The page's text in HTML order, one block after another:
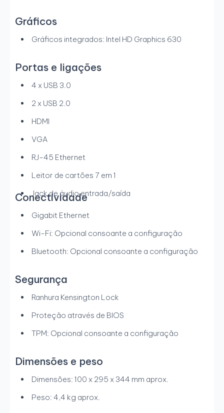
Gráficos
Gráficos integrados: Intel HD Graphics 630
Portas e ligações
4 x USB 3.0
2 x USB 2.0
HDMI
VGA
RJ-45 Ethernet
Leitor de cartões 7 em 1
Jack de áudio entrada/saída
Conectividade
Gigabit Ethernet
Wi-Fi: Opcional consoante a configuração
Bluetooth: Opcional consoante a configuração
Segurança
Ranhura Kensington Lock
Proteção através de BIOS
TPM: Opcional consoante a configuração
Dimensões e peso
Dimensões: 100 x 295 x 344 mm aprox.
Peso: 4,4 kg aprox.